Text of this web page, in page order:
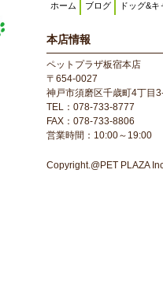
ホーム ブログ ドッグ&キ
本店情報
ペットプラザ板宿本店
〒654-0027
神戸市須磨区千歳町4丁目
TEL：078-733-8777
FAX：078-733-8806
営業時間：10:00～19:00
Copyright.@PET PLAZA